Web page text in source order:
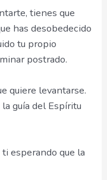
tienes que
has desobedecido
tu propio
postrado.
quiere levantarse.
guía del Espíritu
esperando que la